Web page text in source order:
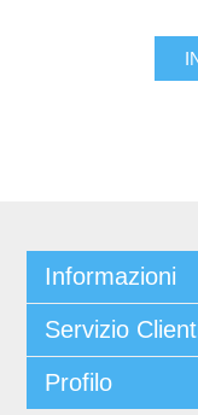
Informazioni
Servizio
Profilo